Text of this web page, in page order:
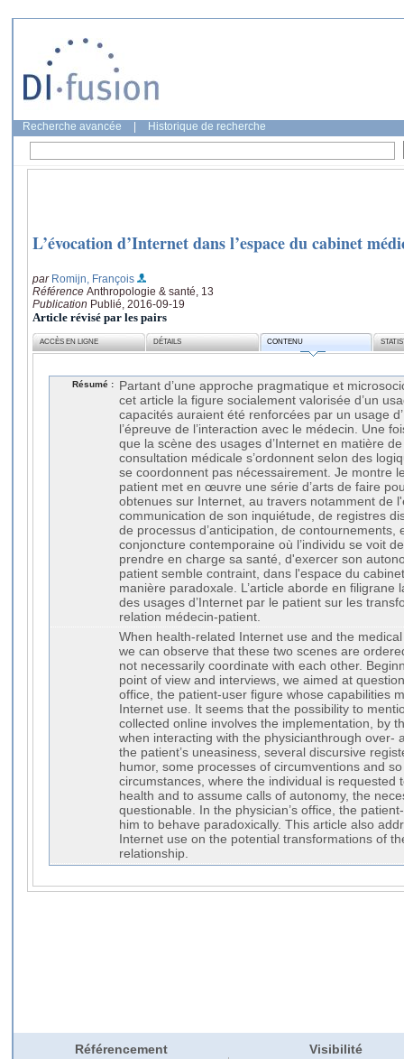
Recherche avancée Historique de recherche
L’évocation d’Internet dans l’espace du cabinet
par Romijn, François
Référence Anthropologie & santé, 13
Publication Publié, 2016-09-19
Article révisé par les pairs
ACCÈS EN LIGNE DÉTAILS CONTENU
Résumé :
Partant d’une approche pragmatique et
cet article la figure socialement valorisée d’un
capacités auraient été renforcées par un usage
l’épreuve de l’interaction avec le médecin. Une
que la scène des usages d’Internet en matière
consultation médicale s’ordonnent selon des
se coordonnent pas nécessairement. Je montre
patient met en œuvre une série d’arts de faire
obtenues sur Internet, au travers notamment de
communication de son inquiétude, de registres
de processus d’anticipation, de contournements,
conjoncture contemporaine où l’individu se voit
prendre en charge sa santé, d'exercer son
patient semble contraint, dans l'espace du
manière paradoxale. L’article aborde en filigrane
des usages d’Internet par le patient sur les
relation médecin-patient.
When health-related Internet use and the
we can observe that these two scenes are
not necessarily coordinate with each other.
point of view and interviews, we aimed at
office, the patient-user figure whose capabilities
Internet use. It seems that the possibility to
collected online involves the implementation, by
when interacting with the physicianthrough over-
the patient’s uneasiness, several discursive
humor, some processes of circumventions and
circumstances, where the individual is requested
health and to assume calls of autonomy, the
questionable. In the physician’s office, the
him to behave paradoxically. This article also
Internet use on the potential transformations of
relationship.
Référencement Visibilité